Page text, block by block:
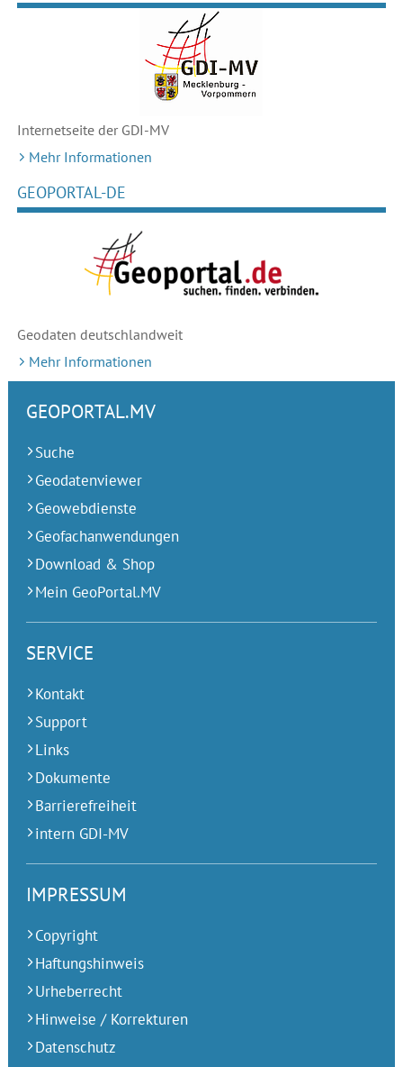
Internetseite der GDI-MV
Mehr Informationen
GEOPORTAL-DE
Geodaten deutschlandweit
Mehr Informationen
GEOPORTAL.MV
Suche
Geodatenviewer
Geowebdienste
Geofachanwendungen
Download & Shop
Mein GeoPortal.MV
SERVICE
Kontakt
Support
Links
Dokumente
Barrierefreiheit
intern GDI-MV
IMPRESSUM
Copyright
Haftungshinweis
Urheberrecht
Hinweise / Korrekturen
Datenschutz